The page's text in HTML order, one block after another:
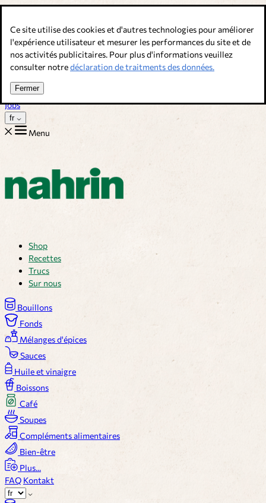
Ce site utilise des cookies et d'autres technologies pour améliorer
l'expérience utilisateur et mesurer les performances du site et de
nos activités publicitaires. Pour plus d'informations veuillez
consulter notredéclaration de traitments des données.
Fermer
Bouillons, épices & compléments alimentaires. Qualité suisse.
Service client
Recettes
Trucs
Sur nous
Jobs
fr
Menu
Shop
Recettes
Trucs
Sur nous
Bouillons
Fonds
Mélanges d'épices
Sauces
Huile et vinaigre
Boissons
Café
Soupes
Compléments alimentaires
Bien-être
Plus...
FAQ Kontakt